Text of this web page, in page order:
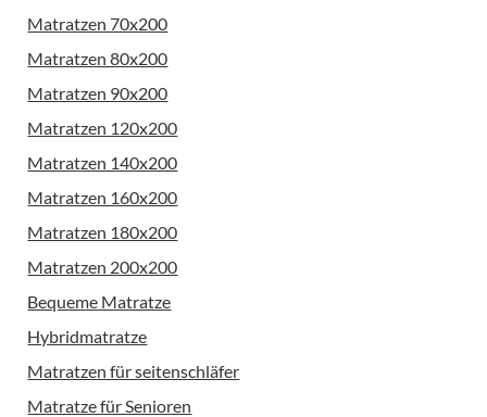
Matratzen 70x200
Matratzen 80x200
Matratzen 90x200
Matratzen 120x200
Matratzen 140x200
Matratzen 160x200
Matratzen 180x200
Matratzen 200x200
Bequeme Matratze
Hybridmatratze
Matratzen für seitenschläfer
Matratze für Senioren